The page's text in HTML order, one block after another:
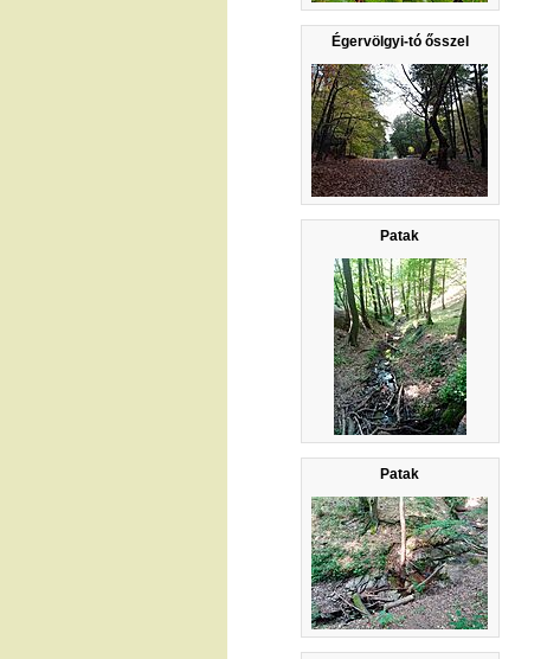
Égervölgyi-tó ősszel
Patak
Patak